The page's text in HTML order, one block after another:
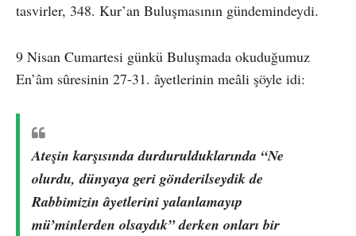
tasvirler, 348. Kur’an Buluşmasının gündemindeydi.
9 Nisan Cumartesi günkü Buluşmada okuduğumuz
En’âm sûresinin 27-31. âyetlerinin meâli şöyle idi:
Ateşin karşısında durdurulduklarında “Ne
olurdu, dünyaya geri gönderilseydik de
Rabbimizin âyetlerini yalanlamayıp
mü’minlerden olsaydık” derken onları bir